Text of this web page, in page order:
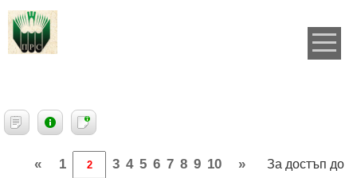
« 1 3 4 5 6 7 8 9 10 »
За достъп до